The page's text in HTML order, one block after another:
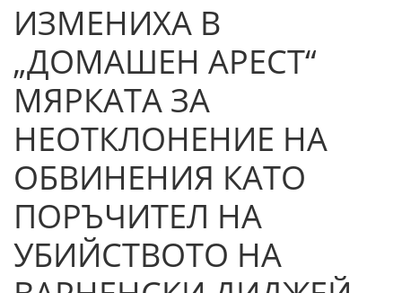
ИЗМЕНИХА В
„ДОМАШЕН АРЕСТ“
МЯРКАТА ЗА
НЕОТКЛОНЕНИЕ НА
ОБВИНЕНИЯ КАТО
ПОРЪЧИТЕЛ НА
УБИЙСТВОТО НА